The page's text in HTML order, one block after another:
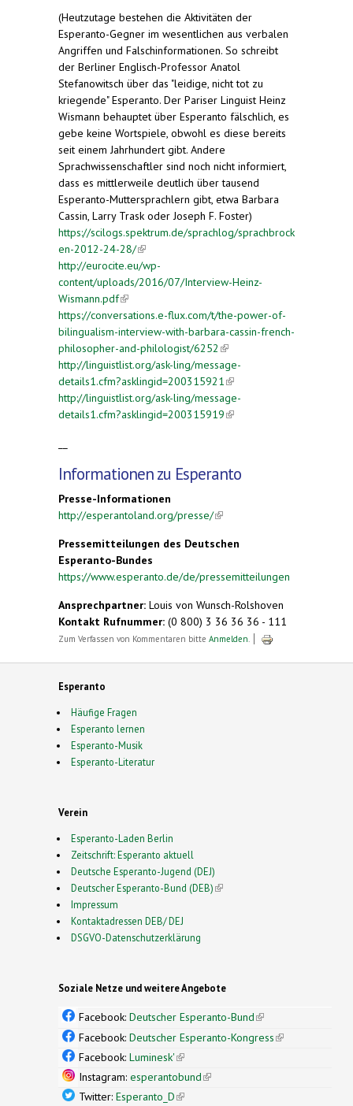
(Heutzutage bestehen die Aktivitäten der
Esperanto-Gegner im wesentlichen aus verbalen
Angriffen und Falschinformationen. So schreibt
der Berliner Englisch-Professor Anatol
Stefanowitsch über das "leidige, nicht tot zu
kriegende" Esperanto. Der Pariser Linguist Heinz
Wismann behauptet über Esperanto fälschlich, es
gebe keine Wortspiele, obwohl es diese bereits
seit einem Jahrhundert gibt. Andere
Sprachwissenschaftler sind noch nicht informiert,
dass es mittlerweile deutlich über tausend
Esperanto-Muttersprachlern gibt, etwa Barbara
Cassin, Larry Trask oder Joseph F. Foster)
https://scilogs.spektrum.de/sprachlog/sprachbrock
en-2012-24-28/(link is external)
http://eurocite.eu/wp-
content/uploads/2016/07/Interview-Heinz-
Wismann.pdf(link is external)
https://conversations.e-flux.com/t/the-power-of-
bilingualism-interview-with-barbara-cassin-french-
philosopher-and-philologist/6252 (link is external)
http://linguistlist.org/ask-ling/message-
details1.cfm?asklingid=200315921 (link is
external)
http://linguistlist.org/ask-ling/message-
details1.cfm?asklingid=200315919(link is
Informationen zu Esperanto
Presse-Informationen
http://esperantoland.org/presse/(link is external)
Pressemitteilungen des Deutschen
Esperanto-Bundes
https://www.esperanto.de/de/pressemitteilungen
Ansprechpartner: Louis von Wunsch-Rolshoven
Kontakt Rufnummer: (0 800) 3 36 36 36 - 111
Zum Verfassen von Kommentaren bitte Anmelden
Esperanto
Häufige Fragen
Esperanto lernen
Esperanto-Musik
Esperanto-Literatur
Verein
Esperanto-Laden Berlin
Zeitschrift: Esperanto aktuell
Deutsche Esperanto-Jugend (DEJ)
Deutscher Esperanto-Bund (DEB)(link is external)
Impressum
Kontaktadressen DEB/ DEJ
DSGVO-Datenschutzerklärung
Soziale Netze und weitere Angebote
Facebook: Deutscher Esperanto-Bund(link is
external)
Facebook: Deutscher Esperanto-Kongress(link is
Facebook: Luminesk'(link is external)
Instagram: esperantobund(link is external)
Twitter: Esperanto_D(link is external)